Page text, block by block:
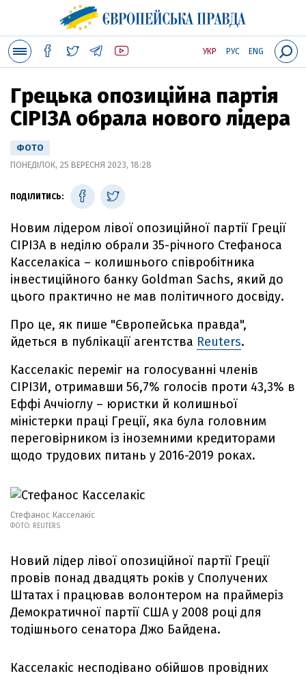
УКР РУС ENG
Грецька опозиційна партія
СІРІЗА обрала нового лідера
ФОТО
ПОНЕДІЛОК, 25 ВЕРЕСНЯ 2023, 18:28
ПОДІЛИТИСЬ:
Новим лідером лівої опозиційної партії Греції
СІРІЗА в неділю обрали 35-річного Стефаноса
Касселакіса – колишнього співробітника
інвестиційного банку Goldman Sachs, який до
цього практично не мав політичного досвіду.
Про це, як пише "Європейська правда",
йдеться в публікації агентства Reuters.
Касселакіс переміг на голосуванні членів
СІРІЗИ, отримавши 56,7% голосів проти 43,3% в
Еффі Аччіоглу – юристки й колишньої
міністерки праці Греції, яка була головним
переговірником із іноземними кредиторами
щодо трудових питань у 2016-2019 роках.
Стефанос Касселакіс
ФОТО: REUTERS
Новий лідер лівої опозиційної партії Греції
провів понад двадцять років у Сполучених
Штатах і працював волонтером на праймеріз
Демократичної партії США у 2008 році для
тодішнього сенатора Джо Байдена.
Касселакіс несподівано обійшов провідних